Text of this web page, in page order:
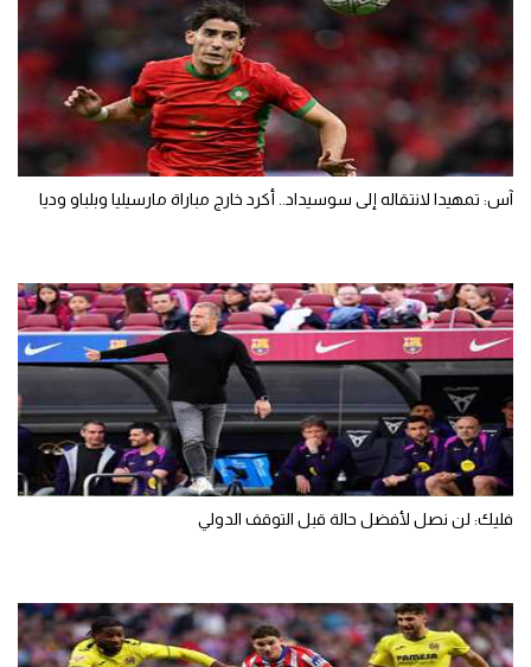
آس: تمهيدا لانتقاله إلى سوسيداد.. أكرد خارج مباراة مارسيليا وبلباو وديا
فليك: لن نصل لأفضل حالة قبل التوقف الدولي